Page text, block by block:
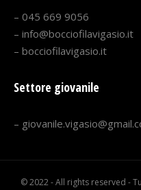
– 045 669 9056
– info@bocciofilavigasio.it
– bocciofilavigasio.it
Settore giovanile
–
© 2022 - All rights reserved -